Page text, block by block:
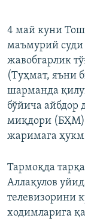
4 май куни
маъмурий
жавобгарлик
(Туҳмат, яъни
шарманда
‌бўйича айбдор
миқдори
жаримага ҳукм
Тармоқда
Аллақулов
телевизорини
ходимларига